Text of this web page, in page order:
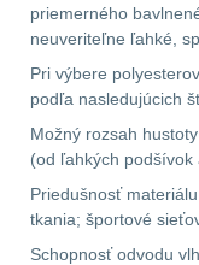
19118
AR106
Náradie a
zbraniam 33
AR1519
priemerného
neuveriteľne ľahké,
Pri výbere
podľa nasledujúcich
Možný rozsah
(od ľahkých podšívok
Priedušnosť
tkania; športové
Schopnosť odvodu